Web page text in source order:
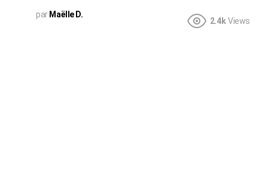
par Maëlle D.
2.4k Views